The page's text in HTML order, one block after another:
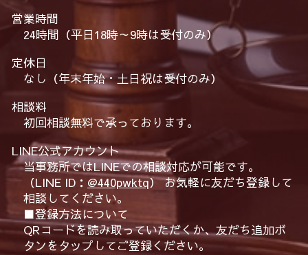
営業時間
24時間（平日18時～9時は受付のみ）
定休日
なし（年末年始・土日祝は受付のみ）
相談料
初回相談無料で承っております。
LINE公式アカウント
当事務所ではLINEでの相談対応が可能です。
（LINE ID： @440pwktq） お気軽に友だち登録して
相談してください。
■登録方法について
QRコードを読み取っていただくか、友だち追加ボ
タンをタップしてご登録ください。